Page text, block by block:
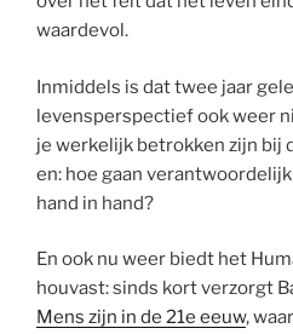
waardevol.
Inmiddels is dat twee jaar
levensperspectief ook weer
je werkelijk betrokken zijn bij
en: hoe gaan
hand in hand?
En ook nu weer biedt het
houvast: sinds kort verzorgt
Mens zijn in de 21e eeuw,